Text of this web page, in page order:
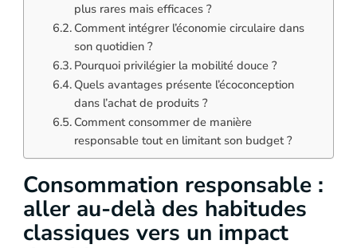
plus rares mais efficaces ?
Comment intégrer l’économie circulaire dans
son quotidien ?
Pourquoi privilégier la mobilité douce ?
Quels avantages présente l’écoconception
dans l’achat de produits ?
Comment consommer de manière
responsable tout en limitant son budget ?
Consommation responsable :
aller au-delà des habitudes
classiques vers un impact